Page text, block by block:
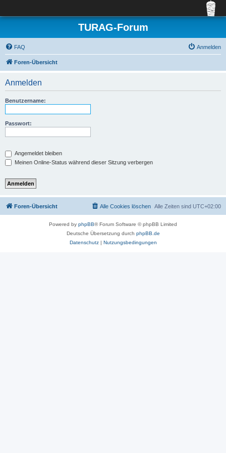
TURAG-Forum
FAQ Anmelden
Foren-Übersicht
Anmelden
Benutzername:
Passwort:
Angemeldet bleiben
Meinen Online-Status während dieser Sitzung verbergen
Foren-Übersicht Alle Zeiten sind UTC+02:00
Alle Cookies löschen
Powered by phpBB® Forum Software © phpBB Limited
Deutsche Übersetzung durch phpBB.de
Datenschutz| Nutzungsbedingungen